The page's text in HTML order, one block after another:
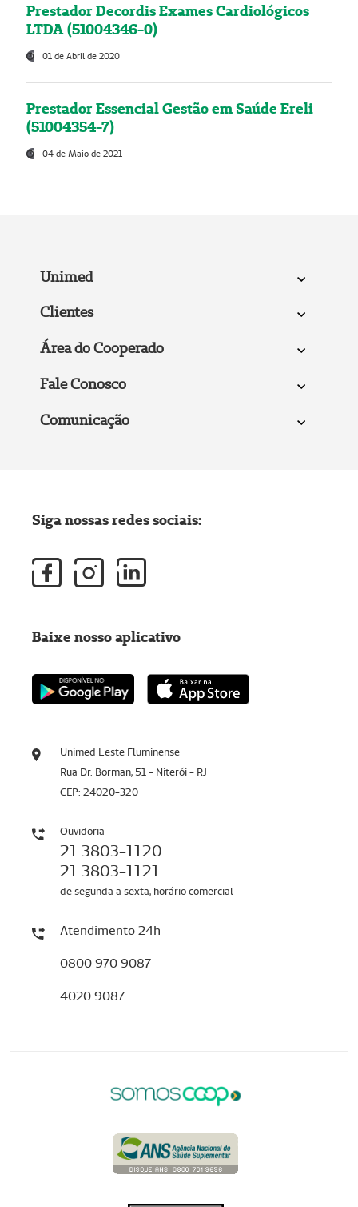
Prestador Decordis Exames Cardiológicos
LTDA (51004346-0)
01 de Abril de 2020
Prestador Essencial Gestão em Saúde Ereli
(51004354-7)
04 de Maio de 2021
Unimed
Clientes
Área do Cooperado
Fale Conosco
Comunicação
Unimed Leste Fluminense
Rua Dr. Borman, 51 - Niterói - RJ
CEP: 24020-320
Ouvidoria
21 3803-1120
21 3803-1121
de segunda a sexta, horário comercial
Atendimento 24h
0800 970 9087
4020 9087
Siga nossas redes sociais:
Baixe nosso aplicativo